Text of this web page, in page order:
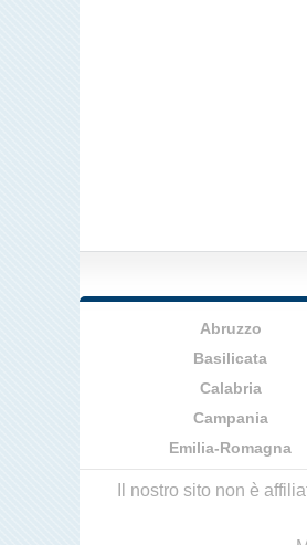
Abruzzo
Basilicata
Calabria
Campania
Emilia-Romagna
Il nostro sito non è